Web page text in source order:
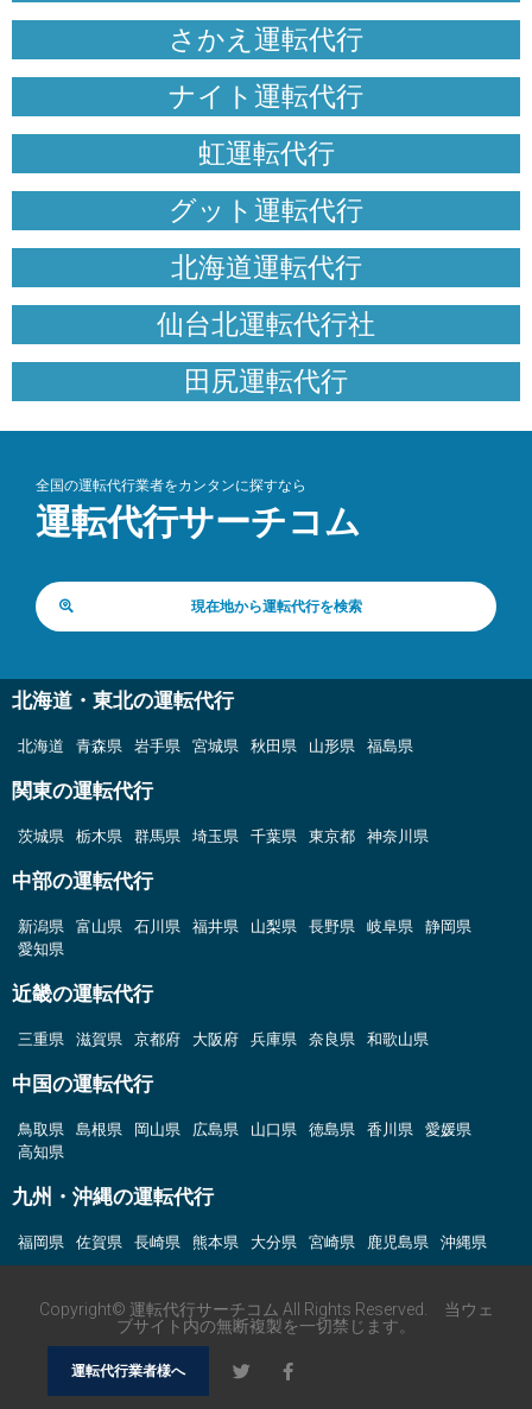
さかえ運転代行
ナイト運転代行
虹運転代行
グット運転代行
北海道運転代行
仙台北運転代行社
田尻運転代行
全国の運転代行業者をカンタンに探すなら
運転代行サーチコム
現在地から運転代行を検索
北海道・東北の運転代行
北海道 青森県 岩手県 宮城県 秋田県 山形県 福島県
関東の運転代行
茨城県 栃木県 群馬県 埼玉県 千葉県 東京都 神奈川県
中部の運転代行
新潟県 富山県 石川県 福井県 山梨県 長野県 岐阜県
静岡県
愛知県
近畿の運転代行
三重県 滋賀県 京都府 大阪府 兵庫県 奈良県 和歌山県
中国の運転代行
鳥取県 島根県 岡山県 広島県 山口県 徳島県 香川県
愛媛県
高知県
九州・沖縄の運転代行
福岡県 佐賀県 長崎県 熊本県 大分県 宮崎県 鹿児島県 沖縄県
Copyright© 運転代行サーチコム All Rights Reserved. 当ウェ
ブサイト内の無断複製を一切禁じます。
運転代行業者様へ